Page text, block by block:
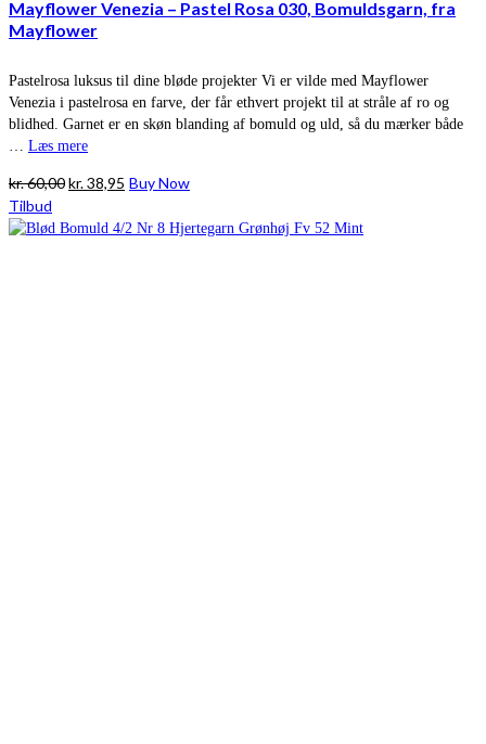
Mayflower Venezia – Pastel Rosa 030, Bomuldsgarn, fra
Mayflower
Pastelrosa luksus til dine bløde projekter Vi er vilde med Mayflower
Venezia i pastelrosa en farve, der får ethvert projekt til at stråle af ro og
blidhed. Garnet er en skøn blanding af bomuld og uld, så du mærker både
Læs mere
kr.60,00Den
pris
kr.38,95 Den
pris
Buy Now
Tilbud